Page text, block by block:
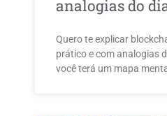
analogias do
Quero te explicar
prático e com analogias
você terá um mapa